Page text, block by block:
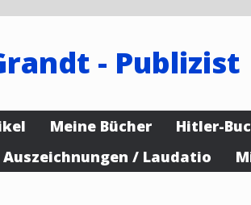
- Publizist
Meine Bücher Hitler-
Auszeichnungen / Laudatio